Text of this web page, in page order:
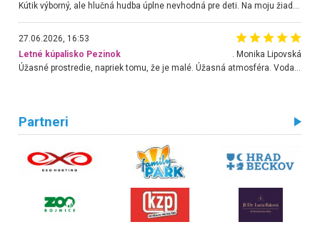
Kútik výborný, ale hlučná hudba úplne nevhodná pre deti. Na moju žiadosť o aspoň sušenie nereagovali.
27.06.2026, 16:53
Letné kúpalisko Pezinok
. Monika Lipovská
Úžasné prostredie, napriek tomu, že je malé. Úžasná atmosféra. Voda fantastická a nádherná. Ľudí je pomerne veľa, ale su mili a ohľaduplní. Je veľmi zaujímavé sledovať, ako dokážu spolu športovať cudzí ľudia a bez ohľadu na vek. Vládne tu pohoda. Vnuka neviem dostať z vody. Ďakujem za krásny deň . Urcite sa sem vrátim. Jediný problém je s parkovaním, ale aj ten sa mi podarilo vyriešiť. Monika Bratislava
Partneri